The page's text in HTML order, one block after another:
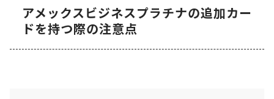
アメックスビジネスプラチナの追加カー
ドを持つ際の注意点